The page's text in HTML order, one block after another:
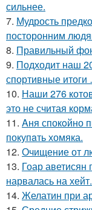
сильнее.
7. Мудрость
посторонним
8. Правильный
9. Подходит наш
спортивные
10. Наши 276
это не считая
11. Aня спокoйно
покупaть хомяка.
12. Очищение от
13. Гоар аветисян
нарвалась на хейт.
14. Желатин при